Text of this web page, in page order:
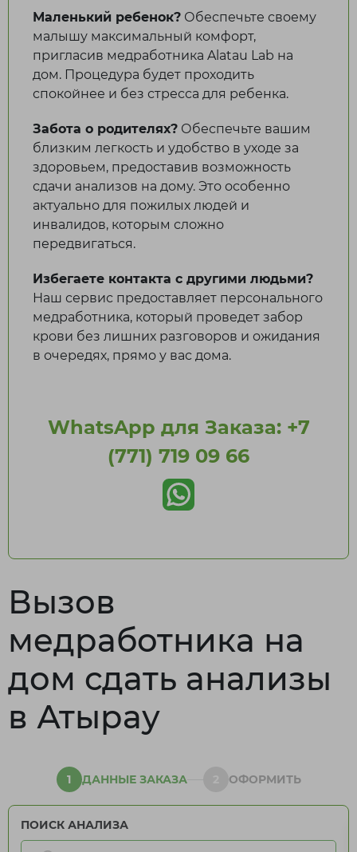
Маленький ребенок? Обеспечьте своему
малышу максимальный комфорт,
пригласив медработника Alatau Lab на
дом. Процедура будет проходить
спокойнее и без стресса для ребенка.
Забота о родителях? Обеспечьте вашим
близким легкость и удобство в уходе за
здоровьем, предоставив возможность
сдачи анализов на дому. Это особенно
актуально для пожилых людей и
инвалидов, которым сложно
передвигаться.
Избегаете контакта с другими людьми?
Наш сервис предоставляет персонального
медработника, который проведет забор
крови без лишних разговоров и ожидания
в очередях, прямо у вас дома.
WhatsApp для Заказа: +7
(771) 719 09 66
Вызов
медработника на
дом сдать анализы
в Атырау
1 ДАННЫЕ ЗАКАЗА ОФОРМИТЬ
ПОИСК АНАЛИЗА
Ш
Шахтинск
Шымкент